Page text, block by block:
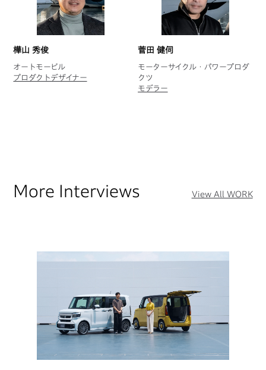
樺山 秀俊
オートモービル
プロダクトデザイナー
菅田 健伺
モーターサイクル・パワープロダ
クツ
モデラー
More Interviews View All WORK